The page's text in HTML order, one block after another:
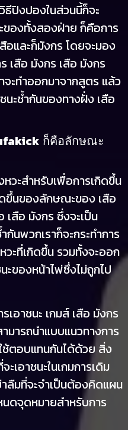
ปิงปองในส่วนนี้ก็จะ
ของทั้งสองฝ่าย ก็คือการ
อและก็มังกร โดยจะมอง
เสือ มังกร เสือ มังกร
ะทำออกมาจากสูตร แล้ว
ะซ้ำกันของทางฝั่ง เสือ
ก็คือลักษณะ
วะสำหรับเพื่อการเกิดขึ้น
ขึ้นของลักษณะของ เสือ
เสือ มังกร ซึ่งจะเป็น
นพวกเราก็จะกระทำการ
ะที่เกิดขึ้น รวมทั้งจะออก
ของหน้าไพ่ซึ่งไม่ถูกไป
อาชนะ เกมส์ เสือ มังกร
มารถนำแบบแนวทางการ
ช้ตอบแทนกันได้ด้วย สิ่ง
เอาชนะในเกมการเดิม
ลืมที่จะจำเป็นต้องคิดแผน
นดจุดหมายสำหรับการ